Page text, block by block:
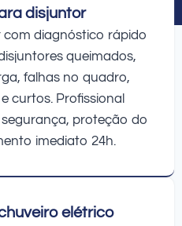
disjuntor
com diagnóstico rápido
queimados,
falhas no quadro,
curtos. Profissional
proteção do
imediato 24h.
elétrico